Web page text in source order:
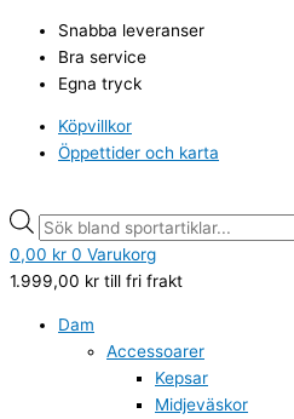
innehåll
Snabba leveranser
Bra service
Egna tryck
Köpvillkor
Öppettider och karta
search
0,00 kr 0 Varukorg
1.999,00 kr till fri frakt
Dam
Accessoarer
Kepsar
Midjeväskor
search
North
fleceetröja,
Navy
mängd